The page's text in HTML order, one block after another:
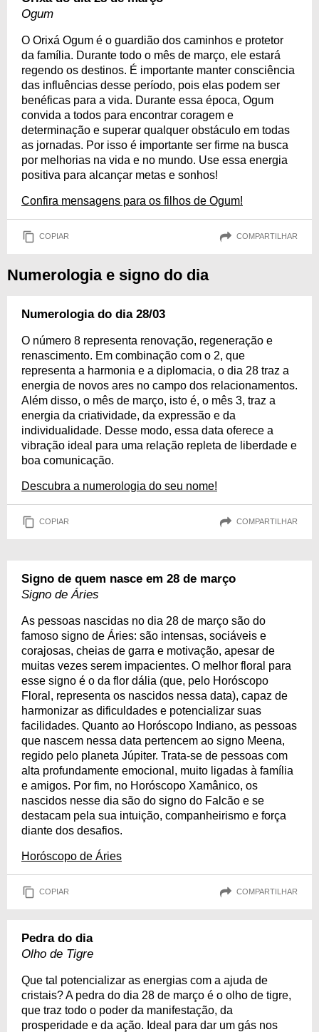
Ogum
O Orixá Ogum é o guardião dos caminhos e protetor
da família. Durante todo o mês de março, ele estará
regendo os destinos. É importante manter consciência
das influências desse período, pois elas podem ser
benéficas para a vida. Durante essa época, Ogum
convida a todos para encontrar coragem e
determinação e superar qualquer obstáculo em todas
as jornadas. Por isso é importante ser firme na busca
por melhorias na vida e no mundo. Use essa energia
positiva para alcançar metas e sonhos!
Confira mensagens para os filhos de Ogum!
COPIAR COMPARTILHAR
Numerologia e signo do dia
Numerologia do dia 28/03
O número 8 representa renovação, regeneração e
renascimento. Em combinação com o 2, que
representa a harmonia e a diplomacia, o dia 28 traz a
energia de novos ares no campo dos relacionamentos.
Além disso, o mês de março, isto é, o mês 3, traz a
energia da criatividade, da expressão e da
individualidade. Desse modo, essa data oferece a
vibração ideal para uma relação repleta de liberdade e
boa comunicação.
Descubra a numerologia do seu nome!
COPIAR COMPARTILHAR
Signo de quem nasce em 28 de março
Signo de Áries
As pessoas nascidas no dia 28 de março são do
famoso signo de Áries: são intensas, sociáveis e
corajosas, cheias de garra e motivação, apesar de
muitas vezes serem impacientes. O melhor floral para
esse signo é o da flor dália (que, pelo Horóscopo
Floral, representa os nascidos nessa data), capaz de
harmonizar as dificuldades e potencializar suas
facilidades. Quanto ao Horóscopo Indiano, as pessoas
que nascem nessa data pertencem ao signo Meena,
regido pelo planeta Júpiter. Trata-se de pessoas com
alta profundamente emocional, muito ligadas à família
e amigos. Por fim, no Horóscopo Xamânico, os
nascidos nesse dia são do signo do Falcão e se
destacam pela sua intuição, companheirismo e força
diante dos desafios.
Horóscopo de Áries
COPIAR COMPARTILHAR
Pedra do dia
Olho de Tigre
Que tal potencializar as energias com a ajuda de
cristais? A pedra do dia 28 de março é o olho de tigre,
que traz todo o poder da manifestação, da
prosperidade e da ação. Ideal para dar um gás nos